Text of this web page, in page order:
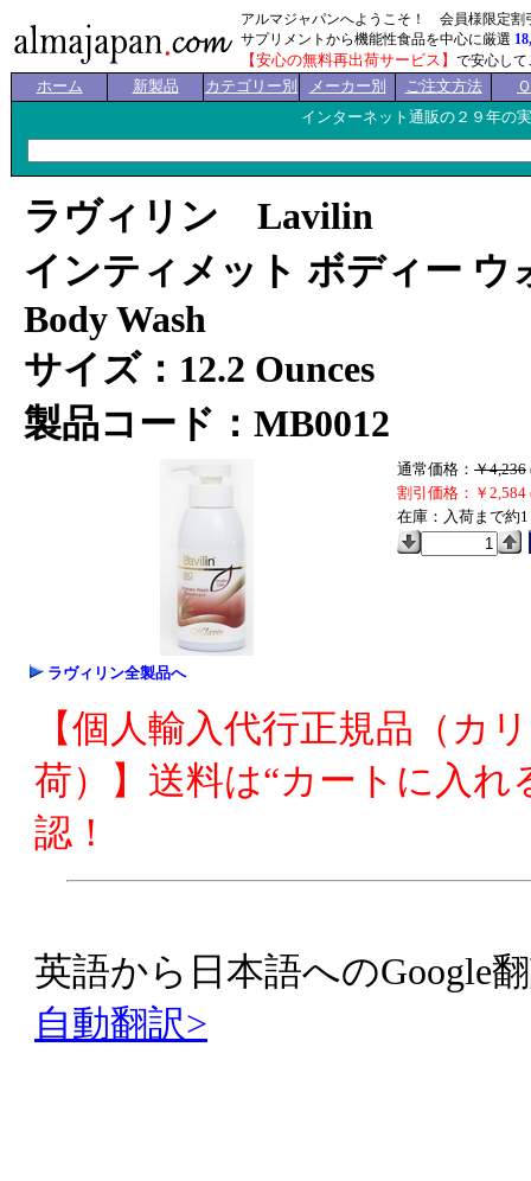
アルマジャパンへようこそ！ 会員様限定割
サプリメントから機能性食品を中心に厳選
【安心の無料再出荷サービス】 で安心し
ホーム 新製品 カテゴリー別 メーカー別 ご注文方法
インターネット通販の２９年の
ラヴィリン Lavilin
インティメット ボディー
Body Wash
サイズ：12.2 Ounces
製品コード：MB0012
ラヴィリン全製品へ
通常価格： ￥4,236
割引価格：￥2,584
在庫：入荷まで約
【個人輸入代行正規品（カ
荷）】送料は“カートに入れ
認！
英語から日本語へのGoogle
自動翻訳>